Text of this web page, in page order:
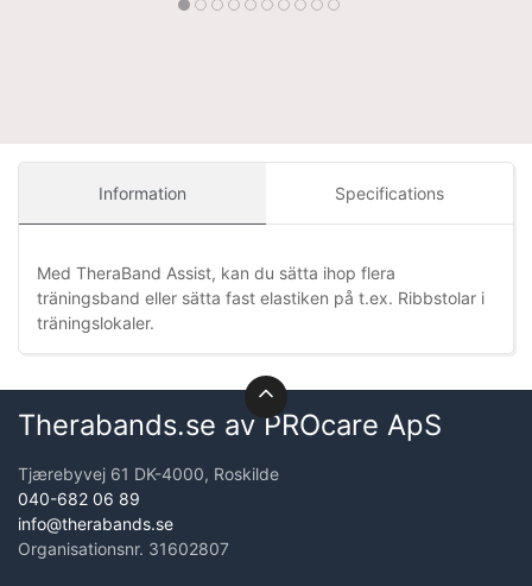
Information Specifications
Med TheraBand Assist, kan du sätta ihop flera
träningsband eller sätta fast elastiken på t.ex. Ribbstolar i
träningslokaler.
Therabands.se av PROcare ApS
Tjærebyvej 61 DK-4000, Roskilde
040-682 06 89
info@therabands.se
Organisationsnr. 31602807